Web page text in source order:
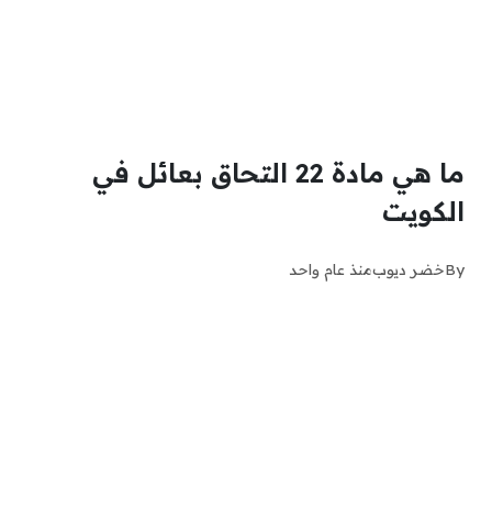
ما هي مادة 22 التحاق بعائل في
الكويت
Byخضر ديوبمنذ عام واحد